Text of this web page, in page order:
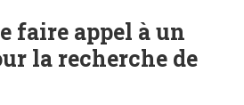
faire appel à un
la recherche de